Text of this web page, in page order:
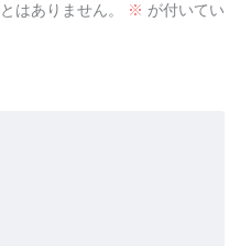
はありません。 ※ が付いてい